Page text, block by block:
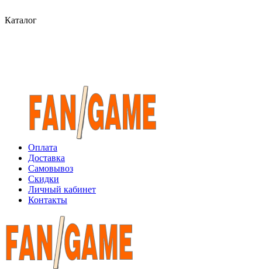
Каталог
Оплата
Доставка
Самовывоз
Скидки
Личный кабинет
Контакты